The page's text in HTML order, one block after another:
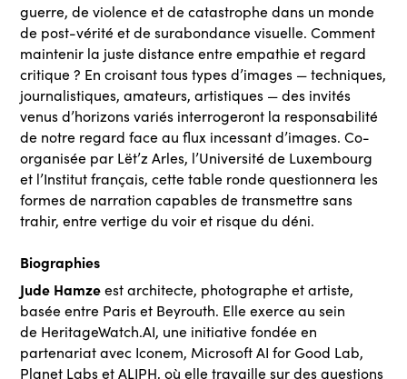
guerre, de violence et de catastrophe dans un monde
de post-vérité et de surabondance visuelle. Comment
maintenir la juste distance entre empathie et regard
critique ? En croisant tous types d’images — techniques,
journalistiques, amateurs, artistiques — des invités
venus d’horizons variés interrogeront la responsabilité
de notre regard face au flux incessant d’images. Co-
organisée par Lët’z Arles, l’Université de Luxembourg
et l’Institut français, cette table ronde questionnera les
formes de narration capables de transmettre sans
trahir, entre vertige du voir et risque du déni.
Biographies
Jude Hamzeest architecte, photographe et artiste,
basée entre Paris et Beyrouth. Elle exerce au sein
de HeritageWatch.AI, une initiative fondée en
partenariat avec Iconem, Microsoft AI for Good Lab,
Planet Labs et ALIPH, où elle travaille sur des questions